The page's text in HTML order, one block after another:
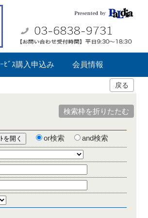
ﾋﾞｽ購入申込み 会員情報
戻る
検索枠を折りたたむ
or検索 and検索